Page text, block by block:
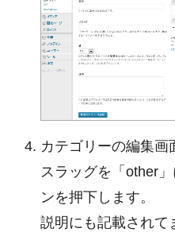
カテゴリーの編集画
スラッグを「other
ンを押下します。
説明にも記載されて